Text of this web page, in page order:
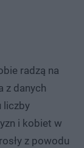
radzą na
z danych
liczby
i kobiet w
z powodu